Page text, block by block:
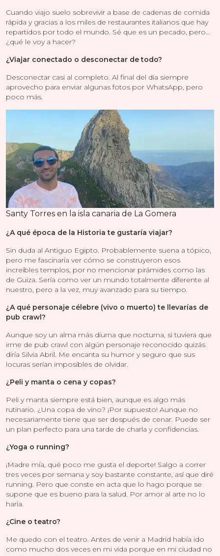
Cuando viajo suelo sobrevivir a base de cadenas de comida
rápida y gracias a los miles de restaurantes italianos que hay
repartidos por todo el mundo. Sé que es un pecado, pero…
¿qué le voy a hacer?
¿Viajar conectado o desconectar de todo?
Desconectar casi al completo. Al final del día siempre
aprovecho para enviar algunas fotos por WhatsApp, pero
poco más.
Santy Torres en la isla canaria de La Gomera
¿A qué época de la Historia te gustaría viajar?
Sin duda al Antiguo Egipto. Probablemente suena a tópico,
pero me fascinaría ver cómo se construyeron esos
increíbles templos, por no mencionar pirámides como las
de Guiza. Sería como ver un mundo totalmente diferente al
nuestro, pero a la vez, muy avanzado para su tiempo.
¿A qué personaje célebre (vivo o muerto) te llevarías de
pub crawl?
Aunque soy un alma más diurna que nocturna, si tuviera que
irme de pub crawl con algún personaje reconocido quizás
diría Silvia Abril. Me encanta su humor y seguro que sus
locuras serían imposibles de olvidar.
¿Peli y manta o cena y copas?
Peli y manta siempre está bien, aunque es algo más
rutinario. ¿Una copa de vino? ¡Por supuesto! Aunque no
necesariamente tiene que ser después de cenar. Puede ser
un plan perfecto para una tarde de charla y confidencias.
¿Yoga o running?
¡Madre mía, qué poco me gusta el deporte! Salgo a correr
tres veces por semana y soy bastante constante, así que diré
running. Pero que conste en acta que lo hago porque se
supone que es bueno para la salud. Por amor al arte no lo
haría.
¿Cine o teatro?
Me quedo con el teatro. Antes de venir a Madrid había ido
como mucho dos veces en mi vida porque en mi ciudad no